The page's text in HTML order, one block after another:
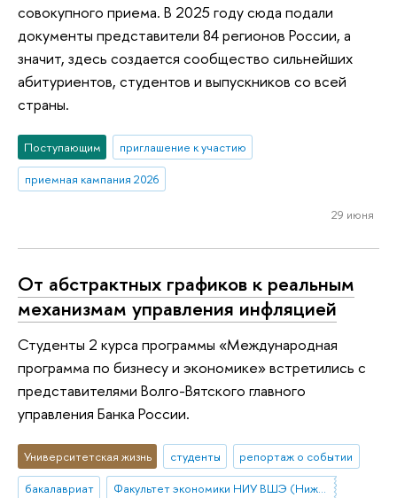
совокупного приема. В 2025 году сюда подали
документы представители 84 регионов России, а
значит, здесь создается сообщество сильнейших
абитуриентов, студентов и выпускников со всей
страны.
Поступающим
приглашение к участию
приемная кампания 2026
29 июня
От абстрактных графиков к реальным
механизмам управления инфляцией
Студенты 2 курса программы «Международная
программа по бизнесу и экономике» встретились с
представителями Волго-Вятского главного
управления Банка России.
Университетская жизнь студенты
репортаж о событии
бакалавриат
Факультет экономики НИУ ВШЭ (Нижний Новгород)